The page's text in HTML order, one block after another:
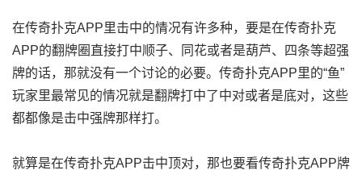
在传奇扑克APP里击中的情况有许多种，要是在传奇扑克
APP的翻牌圈直接打中顺子、同花或者是葫芦、四条等超强
牌的话，那就没有一个讨论的必要。传奇扑克APP里的“鱼”
玩家里最常见的情况就是翻牌打中了中对或者是底对，这些
都都像是击中强牌那样打。
就算是在传奇扑克APP击中顶对，那也要看传奇扑克APP牌